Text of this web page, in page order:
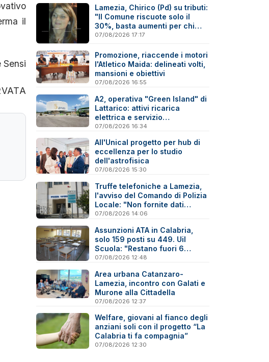
il
Sensi
Lamezia, Chirico (Pd) su tributi:
"Il Comune riscuote solo il
30%, basta aumenti per chi
paga"
07/08/2026 17:17
Promozione, riaccende i motori
l'Atletico Maida: delineati volti,
mansioni e obiettivi
07/08/2026 16:55
A2, operativa "Green Island" di
Lattarico: attivi ricarica
elettrica e servizio
sperimentale di soccorso
07/08/2026 16:34
All'Unical progetto per hub di
eccellenza per lo studio
dell'astrofisica
07/08/2026 15:30
Truffe telefoniche a Lamezia,
l'avviso del Comando di Polizia
Locale: "Non fornite dati
personali"
07/08/2026 14:06
Assunzioni ATA in Calabria,
solo 159 posti su 449. Uil
Scuola: "Restano fuori 6
precari su 10"
07/08/2026 12:48
Area urbana Catanzaro-
Lamezia, incontro con Galati e
Murone alla Cittadella
07/08/2026 12:37
Welfare, giovani al fianco degli
anziani soli con il progetto “La
Calabria ti fa compagnia”
07/08/2026 12:30